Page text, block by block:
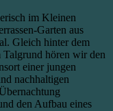
im Kleinen
Garten aus
Gleich hinter dem
Talgrund hören wir den
einer jungen
nachhaltigen
den Aufbau eines